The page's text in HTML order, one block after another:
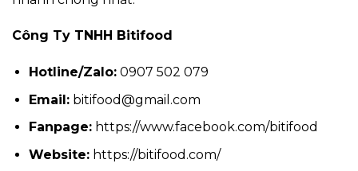
Công Ty TNHH Bitifood
Hotline/Zalo:0907 502 079
Email:bitifood@gmail.com
Fanpage:https://www.facebook.com/bitifood
Website:https://bitifood.com/